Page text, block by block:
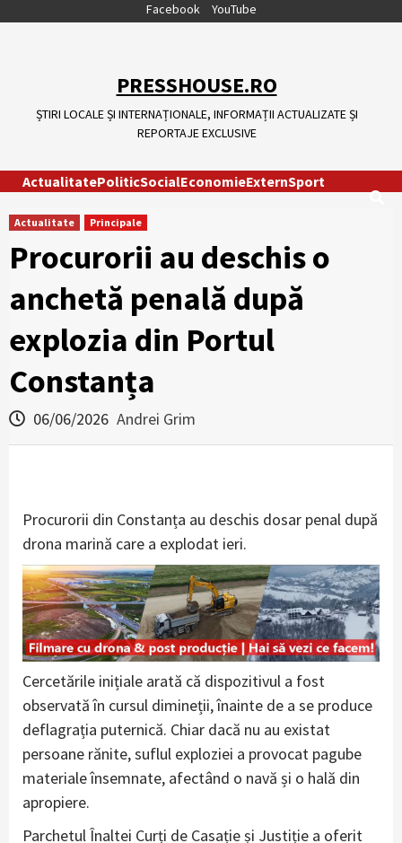
Facebook YouTube
PRESSHOUSE.RO
ȘTIRI LOCALE ȘI INTERNAȚIONALE, INFORMAȚII ACTUALIZATE ȘI
REPORTAJE EXCLUSIVE
ActualitatePoliticSocialEconomieExternSport
Actualitate Principale
Procurorii au deschis o
anchetă penală după
explozia din Portul
Constanța
06/06/2026 Andrei Grim
Procurorii din Constanța au deschis dosar penal după
drona marină care a explodat ieri.
Cercetările inițiale arată că dispozitivul a fost
observată în cursul dimineții, înainte de a se produce
deflagrația puternică. Chiar dacă nu au existat
persoane rănite, suflul exploziei a provocat pagube
materiale însemnate, afectând o navă și o hală din
apropiere.
Parchetul Înaltei Curți de Casație și Justiție a oferit